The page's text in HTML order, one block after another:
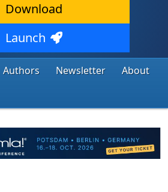
Download
Launch
Authors Newsletter
About